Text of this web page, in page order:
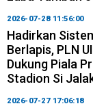
2026-07-28 11:56:00
Hadirkan
Berlapis, PLN
Dukung Piala
Stadion Si
2026-07-27 17:06:18